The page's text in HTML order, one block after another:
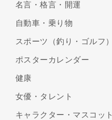
名言・格言・開運
自動車・乗り物
スポーツ（釣り・ゴルフ）
ポスターカレンダー
健康
女優・タレント
キャラクター・マスコット